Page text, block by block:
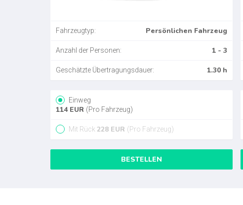
Fahrzeugtyp: Persönlichen Fahrzeug
Anzahl der Personen: 1 - 3
Geschätzte Übertragungsdauer: 1.30 h
Einweg
114EUR (Pro Fahrzeug)
Mit Rück 228 EUR (Pro Fahrzeug)
BESTELLEN